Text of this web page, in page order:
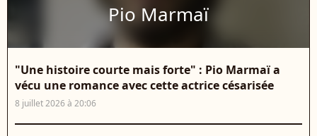
Pio Marmaï
"Une histoire courte mais forte" : Pio Marmaï a
vécu une romance avec cette actrice césarisée
8 juillet 2026 à 20:06